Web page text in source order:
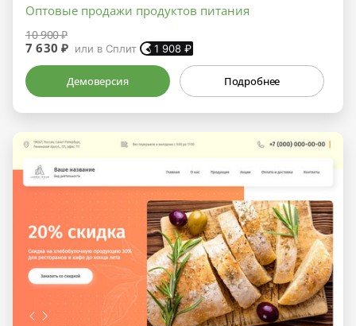
Оптовые продажи продуктов питания
10 900 ₽
7 630 ₽ или в Сплит 1 908 ₽
Демоверсия Подробнее